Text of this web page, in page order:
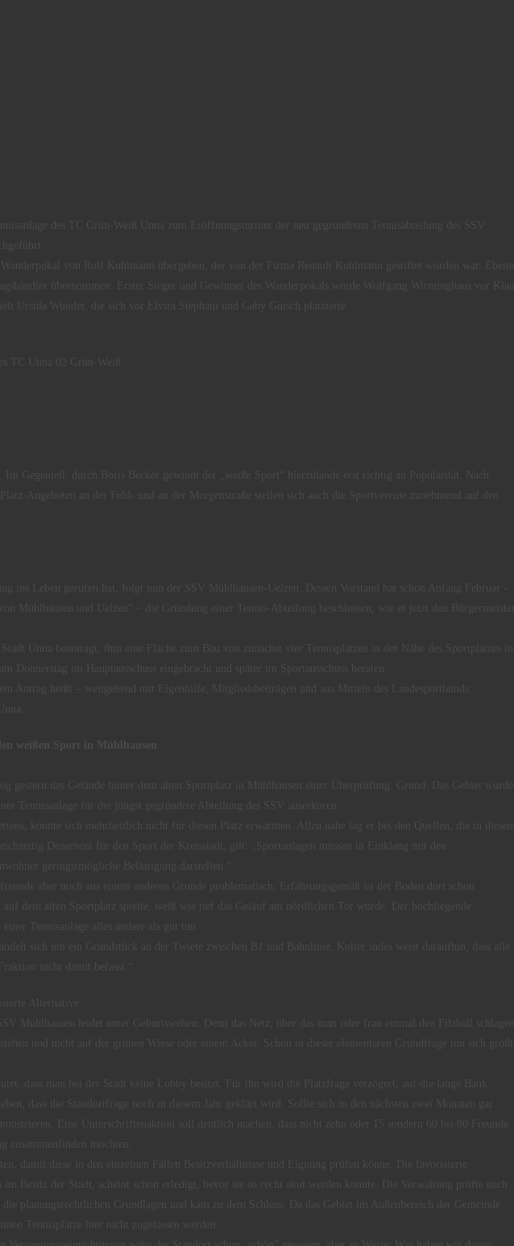
des TC Grün-Weiß Unna zum Eröffnungsturnier der neu gegründeten Tennisabteilung des SSV
von Rolf Kuhlmann übergeben, der von der Firma Renault Kuhlmann gestiftet worden war. Ebenso
übernommen. Erster Sieger und Gewinner des Wanderpokals wurde Wolfgang Wirminghaus vor Klaus
Ursula Wunder, die sich vor Elvira Stephani und Gaby Gutsch platzierte.
TC Unna 02 Grün-Weiß
Im Gegenteil: durch Boris Becker gewinnt der „weiße Sport“ hierzulande erst richtig an Popularität. Nach
Angeboten an der Feld- und an der Morgenstraße stellen sich auch die Sportvereine zunehmend auf den
ins Leben gerufen hat, folgt nun der SSV Mühlhausen-Uelzen. Dessen Vorstand hat schon Anfang Februar -
Unna beantragt, ihm eine Fläche zum Bau von zunächst vier Tennisplätzen in der Nähe des Sportplatzes in
Donnerstag im Hauptausschuss eingebracht und später im Sportausschuss beraten.
Antrag heißt – weitgehend mit Eigenhilfe, Mitgliedsbeiträgen und aus Mitteln des Landesportbunds.
weißen Sport in Mühlhausen
gestern das Gelände hinter dem alten Sportplatz in Mühlhausen einer Überprüfung. Grund: Das Gebiet wurde
Tennisanlage für die jüngst gegründete Abteilung des SSV auserkoren.
Dezernent für den Sport der Kreisstadt, gilt: „Sportanlagen müssen in Einklang mit den
aber noch aus einem anderen Grunde problematisch. Erfahrungsgemäß ist der Boden dort schon
dem alten Sportplatz spielte, weiß wie tief das Geläuf am nördlichen Tor wurde. Der hochliegende
sich um ein Grundstück an der Twiete zwischen B1 und Bahnlinie. Kolter indes weist daraufhin, dass alle
Mühlhausen leidet unter Geburtswehen. Denn das Netz, über das man oder frau einmal den Filzball schlagen
und nicht auf der grünen Wiese oder einem Acker. Schon in dieser elementaren Grundfrage tun sich größte
dass man bei der Stadt keine Lobby besitzt. Für ihn wird die Platzfrage verzögert, auf die lange Bank
dass die Standortfrage noch in diesem Jahr geklärt wird. Sollte sich in den nächsten zwei Monaten gar
Eine Unterschriftenaktion soll deutlich machen, dass nicht zehn oder 15 sondern 60 bis 80 Freunde
zusammenfinden möchten.
damit diese in den einzelnen Fällen Besitzverhältnisse und Eignung prüfen könne. Die favorisierte
Besitz der Stadt, scheint schon erledigt, bevor sie so recht akut werden konnte. Die Verwaltung prüfte nach
planungsrechtlichen Grundlagen und kam zu dem Schluss: Da das Gebiet im Außenbereich der Gemeinde